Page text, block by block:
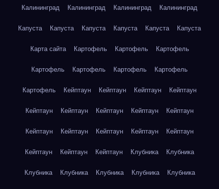
Калининград Калининград Калининград Калининград
Капуста Капуста Капуста Капуста Капуста Капуста
Карта сайта Картофель Картофель Картофель
Картофель Картофель Картофель Картофель
Картофель Кейптаун Кейптаун Кейптаун Кейптаун
Кейптаун Кейптаун Кейптаун Кейптаун Кейптаун
Кейптаун Кейптаун Кейптаун Кейптаун Кейптаун
Кейптаун Кейптаун Кейптаун Клубника Клубника
Клубника Клубника Клубника Клубника Клубника